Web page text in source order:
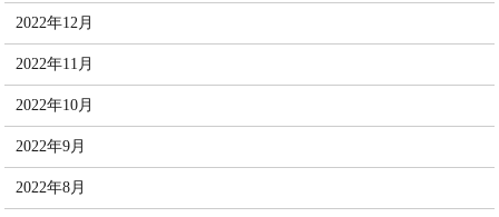
2022年12月
2022年11月
2022年10月
2022年9月
2022年8月